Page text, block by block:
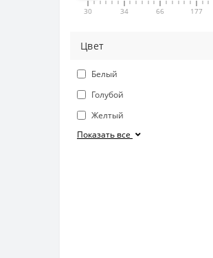
30 34 66 177
Цвет
Белый
Голубой
Желтый
Показать все